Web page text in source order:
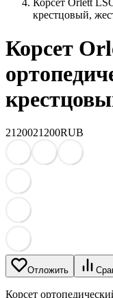
крестцовый,
Корсет
2120021200RUB
Отложить
Корсет